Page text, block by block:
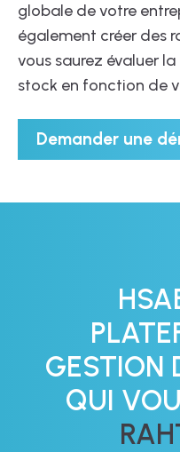
globale de votre
également créer des
vous saurez évaluer
stock en fonction de
Demander une
GESTION
QUI